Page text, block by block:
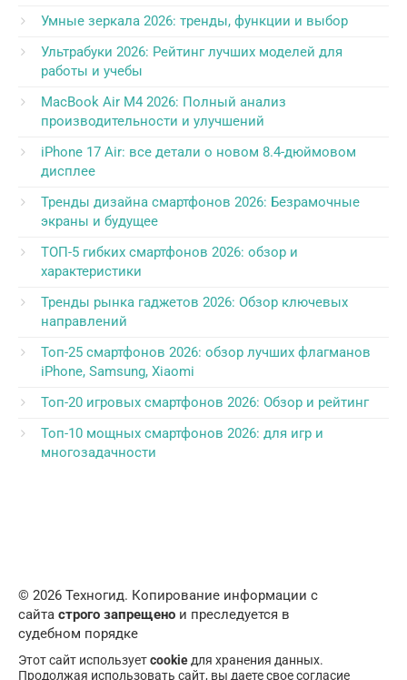
Умные зеркала 2026: тренды, функции и выбор
Ультрабуки 2026: Рейтинг лучших моделей для
работы и учебы
MacBook Air M4 2026: Полный анализ
производительности и улучшений
iPhone 17 Air: все детали о новом 8.4-дюймовом
дисплее
Тренды дизайна смартфонов 2026: Безрамочные
экраны и будущее
ТОП-5 гибких смартфонов 2026: обзор и
характеристики
Тренды рынка гаджетов 2026: Обзор ключевых
направлений
Топ-25 смартфонов 2026: обзор лучших флагманов
iPhone, Samsung, Xiaomi
Топ-20 игровых смартфонов 2026: Обзор и рейтинг
Топ-10 мощных смартфонов 2026: для игр и
многозадачности
© 2026 Техногид. Копирование информации с
сайта строго запрещено и преследуется в
судебном порядке
Этот сайт используетcookieдля хранения данных.
Продолжая использовать сайт, вы даете свое согласие